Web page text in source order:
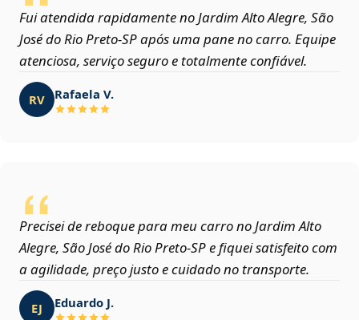
Fui atendida rapidamente no Jardim Alto Alegre, São
José do Rio Preto‑SP após uma pane no carro. Equipe
atenciosa, serviço seguro e totalmente confiável.
RV Rafaela V.
Precisei de reboque para meu carro no Jardim Alto
Alegre, São José do Rio Preto‑SP e fiquei satisfeito com
a agilidade, preço justo e cuidado no transporte.
EJ Eduardo J.